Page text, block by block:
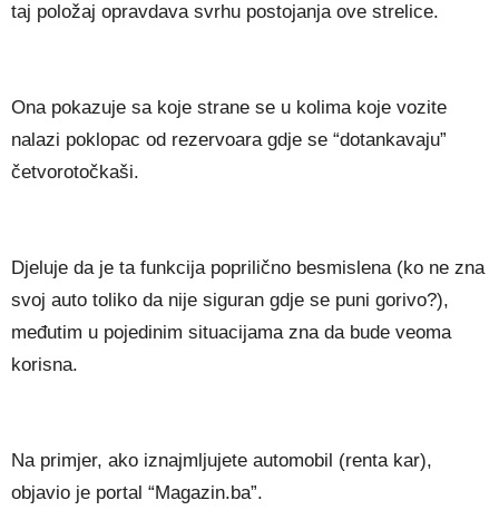
taj položaj opravdava svrhu postojanja ove strelice.
Ona pokazuje sa koje strane se u kolima koje vozite
nalazi poklopac od rezervoara gdje se “dotankavaju”
četvorotočkaši.
Djeluje da je ta funkcija poprilično besmislena (ko ne zna
svoj auto toliko da nije siguran gdje se puni gorivo?),
međutim u pojedinim situacijama zna da bude veoma
korisna.
Na primjer, ako iznajmljujete automobil (renta kar),
objavio je portal “Magazin.ba”.